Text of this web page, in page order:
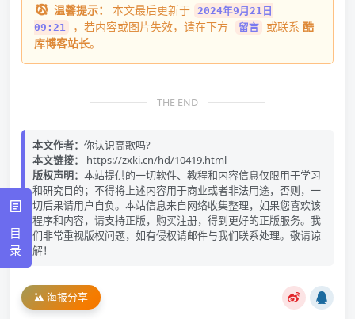
温馨提示： 本文最后更新于
2024年9月21日
09:21
，若内容或图片失效，请在下方 留言 或联系 酷
库博客站长。
THE END
本文作者： 你认识高歌吗?
本文链接：
https://zxki.cn/hd/10419.html
版权声明： 本站提供的一切软件、教程和内容信息仅限用于学习
和研究目的；不得将上述内容用于商业或者非法用途，否则，一
切后果请用户自负。本站信息来自网络收集整理，如果您喜欢该
程序和内容，请支持正版，购买注册，得到更好的正版服务。我
们非常重视版权问题，如有侵权请邮件与我们联系处理。敬请谅
解！
海报分享
目
录